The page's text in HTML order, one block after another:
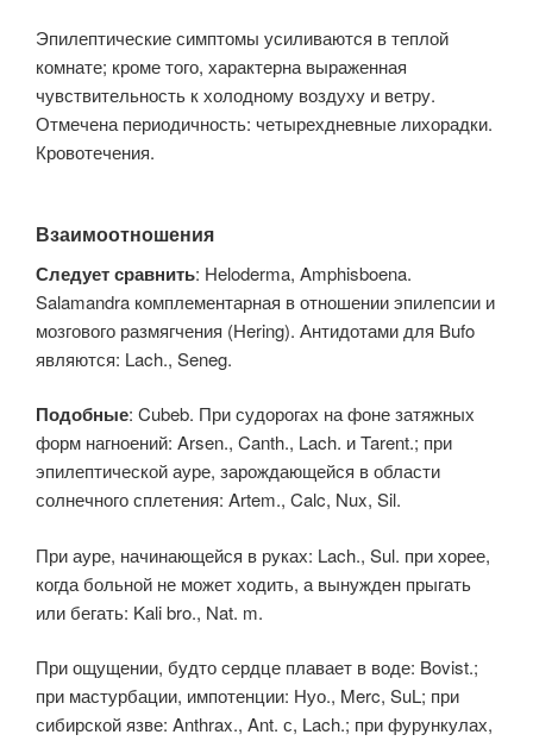
Эпилептические симптомы усиливаются в теплой
комнате; кроме того, характерна выраженная
чувствительность к холодному воздуху и ветру.
Отмечена периодичность: четырехдневные лихорадки.
Кровотечения.
Взаимоотношения
Следует сравнить: Heloderma, Amphisboena.
Salamandra комплементарная в отношении эпилепсии и
мозгового размягчения (Hering). Антидотами для Bufo
являются: Lach., Seneg.
Подобные: Cubeb. При судорогах на фоне затяжных
форм нагноений: Arsen., Canth., Lach. и Tarent.; при
эпилептической ауре, зарождающейся в области
солнечного сплетения: Artem., Calc, Nux, Sil.
При ауре, начинающейся в руках: Lach., Sul. при хорее,
когда больной не может ходить, а вынужден прыгать
или бегать: Kali bro., Nat. m.
При ощущении, будто сердце плавает в воде: Bovist.;
при мастурбации, импотенции: Нуо., Merc, SuL; при
сибирской язве: Anthrax., Ant. с, Lach.; при фурункулах,